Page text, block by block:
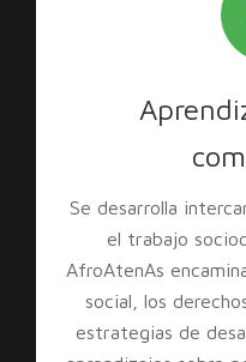
Se desarrolla
el trabajo
AfroAtenAs
social, los
estrategias de